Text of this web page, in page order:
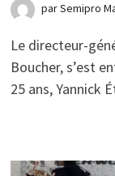
parSemipro
Le directeur-
Boucher, s’est
25 ans, Yannick